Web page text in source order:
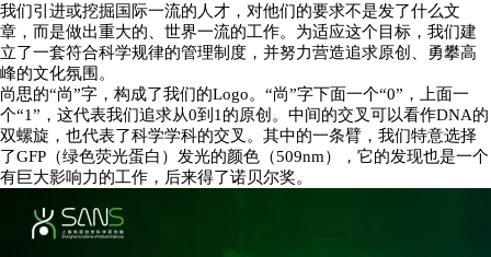
我们引进或挖掘国际一流的人才，对他们的要求不是发了什么文
章，而是做出重大的、世界一流的工作。为适应这个目标，我们建
立了一套符合科学规律的管理制度，并努力营造追求原创、勇攀高
峰的文化氛围。
尚思的“尚”字，构成了我们的Logo。“尚”字下面一个“0”，上面一
个“1”，这代表我们追求从0到1的原创。中间的交叉可以看作DNA的
双螺旋，也代表了科学学科的交叉。其中的一条臂，我们特意选择
了GFP（绿色荧光蛋白）发光的颜色（509nm），它的发现也是一个
有巨大影响力的工作，后来得了诺贝尔奖。